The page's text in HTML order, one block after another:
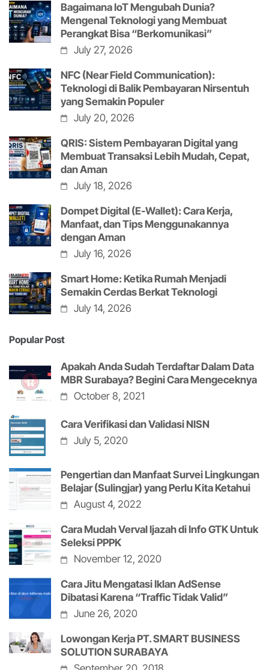
Bagaimana IoT Mengubah Dunia?
Mengenal Teknologi yang Membuat
Perangkat Bisa “Berkomunikasi”
July 27, 2026
NFC (Near Field Communication):
Teknologi di Balik Pembayaran Nirsentuh
yang Semakin Populer
July 20, 2026
QRIS: Sistem Pembayaran Digital yang
Membuat Transaksi Lebih Mudah, Cepat,
dan Aman
July 18, 2026
Dompet Digital (E-Wallet): Cara Kerja,
Manfaat, dan Tips Menggunakannya
dengan Aman
July 16, 2026
Smart Home: Ketika Rumah Menjadi
Semakin Cerdas Berkat Teknologi
July 14, 2026
Popular Post
Apakah Anda Sudah Terdaftar Dalam Data
MBR Surabaya? Begini Cara Mengeceknya
October 8, 2021
Cara Verifikasi dan Validasi NISN
July 5, 2020
Pengertian dan Manfaat Survei Lingkungan
Belajar (Sulingjar) yang Perlu Kita Ketahui
August 4, 2022
Cara Mudah Verval Ijazah di Info GTK Untuk
Seleksi PPPK
November 12, 2020
Cara Jitu Mengatasi Iklan AdSense
Dibatasi Karena “Traffic Tidak Valid”
June 26, 2020
Lowongan Kerja PT. SMART BUSINESS
SOLUTION SURABAYA